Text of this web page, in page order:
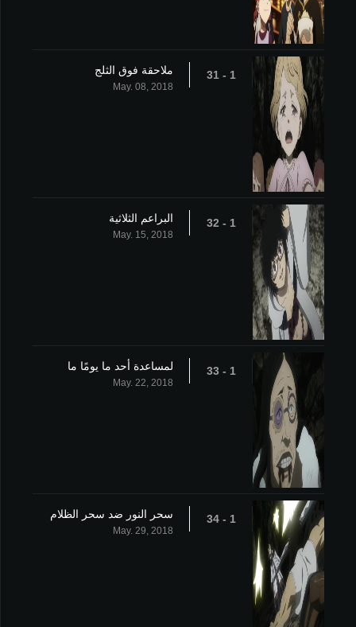
1 - 31 ملاحقة فوق الثلج
May. 08, 2018
1 - 32 البراعم الثلاثية
May. 15, 2018
1 - 33 لمساعدة أحد ما يومًا ما
May. 22, 2018
1 - 34 سحر النور ضد سحر الظلام
May. 29, 2018